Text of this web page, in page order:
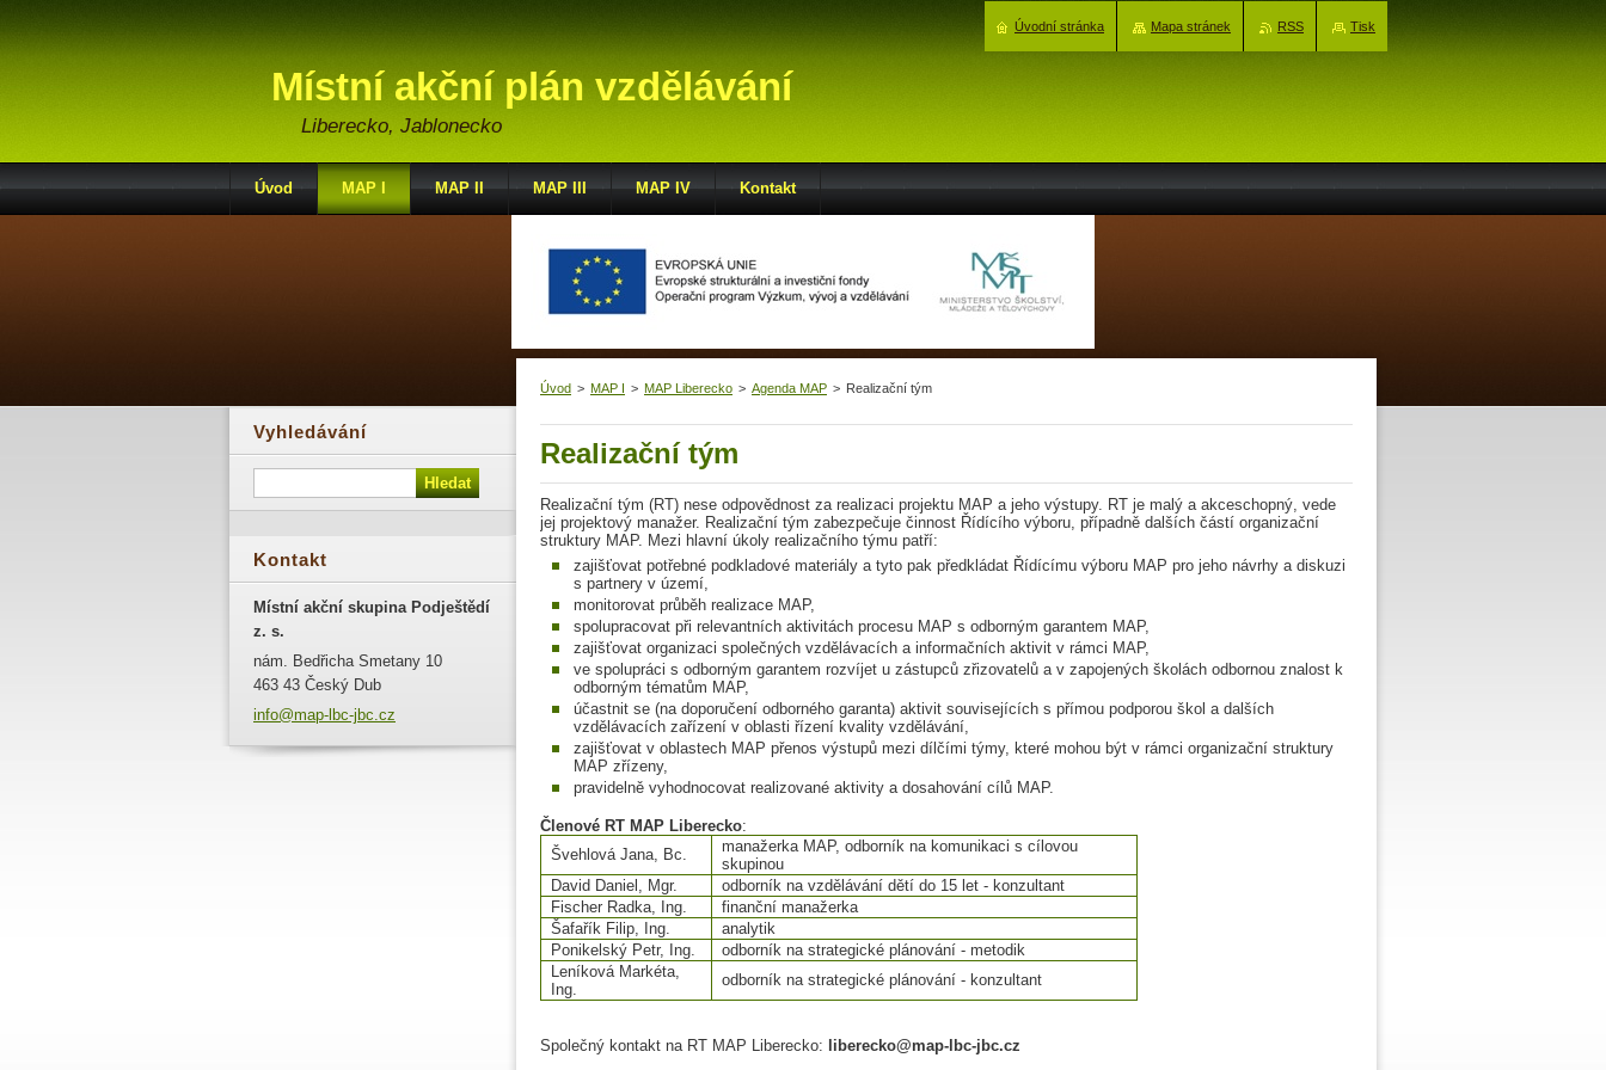
Místní akční plán vzdělávání
Liberecko, Jablonecko
Úvod > MAP I > MAP Liberecko > Agenda MAP > Realizační tým
Realizační tým
Realizační tým (RT) nese odpovědnost za realizaci projektu MAP a jeho výstupy. RT je malý a akceschopný, vede
jej projektový manažer. Realizační tým zabezpečuje činnost Řídícího výboru, případně dalších částí organizační
struktury MAP. Mezi hlavní úkoly realizačního týmu patří:
zajišťovat potřebné podkladové materiály a tyto pak předkládat Řídícímu výboru MAP pro jeho návrhy a diskuzi
s partnery v území,
monitorovat průběh realizace MAP,
spolupracovat při relevantních aktivitách procesu MAP s odborným garantem MAP,
zajišťovat organizaci společných vzdělávacích a informačních aktivit v rámci MAP,
ve spolupráci s odborným garantem rozvíjet u zástupců zřizovatelů a v zapojených školách odbornou znalost k
odborným tématům MAP,
účastnit se (na doporučení odborného garanta) aktivit souvisejících s přímou podporou škol a dalších
vzdělávacích zařízení v oblasti řízení kvality vzdělávání,
zajišťovat v oblastech MAP přenos výstupů mezi dílčími týmy, které mohou být v rámci organizační struktury
MAP zřízeny,
pravidelně vyhodnocovat realizované aktivity a dosahování cílů MAP.
Členové RT MAP Liberecko:
Švehlová Jana, Bc.
manažerka MAP, odborník na komunikaci s cílovou
skupinou
David Daniel, Mgr.
odborník na vzdělávání dětí do 15 let - konzultant
Fischer Radka, Ing.
finanční manažerka
Šafařík Filip, Ing.
analytik
Ponikelský Petr, Ing.
odborník na strategické plánování - metodik
Leníková Markéta,
Ing.
odborník na strategické plánování - konzultant
Společný kontakt na RT MAP Liberecko: liberecko@map-lbc-jbc.cz
Vyhledávání
Kontakt
Místní akční skupina Podještědí
z. s.
nám. Bedřicha Smetany 10
463 43 Český Dub
info@map-lbc-jbc.cz
Úvod MAP I MAP II MAP III MAP IV Kontakt
Úvodní stránka Mapa stránek RSS Tisk